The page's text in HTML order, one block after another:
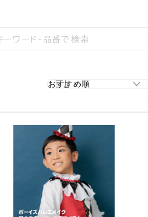
検